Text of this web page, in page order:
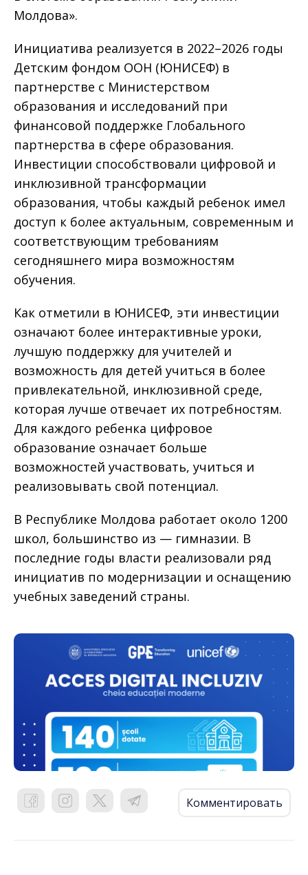
Молдова».
Инициатива реализуется в 2022–2026 годы
Детским фондом ООН (ЮНИСЕФ) в
партнерстве с Министерством
образования и исследований при
финансовой поддержке Глобального
партнерства в сфере образования.
Инвестиции способствовали цифровой и
инклюзивной трансформации
образования, чтобы каждый ребенок имел
доступ к более актуальным, современным и
соответствующим требованиям
сегодняшнего мира возможностям
обучения.
Как отметили в ЮНИСЕФ, эти инвестиции
означают более интерактивные уроки,
лучшую поддержку для учителей и
возможность для детей учиться в более
привлекательной, инклюзивной среде,
которая лучше отвечает их потребностям.
Для каждого ребенка цифровое
образование означает больше
возможностей участвовать, учиться и
реализовывать свой потенциал.
В Республике Молдова работает около 1200
школ, большинство из — гимназии. В
последние годы власти реализовали ряд
инициатив по модернизации и оснащению
учебных заведений страны.
Комментировать